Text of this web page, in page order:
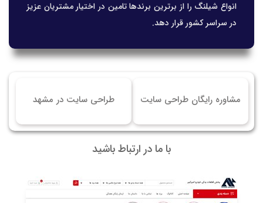
انواع شیلنگ را از برترین برندها تامین در اختیار مشتریان عزیز
در سراسر کشور قرار دهد.
مشاوره رایگان طراحی سایت طراحی سایت در مشهد
با ما در ارتباط باشید